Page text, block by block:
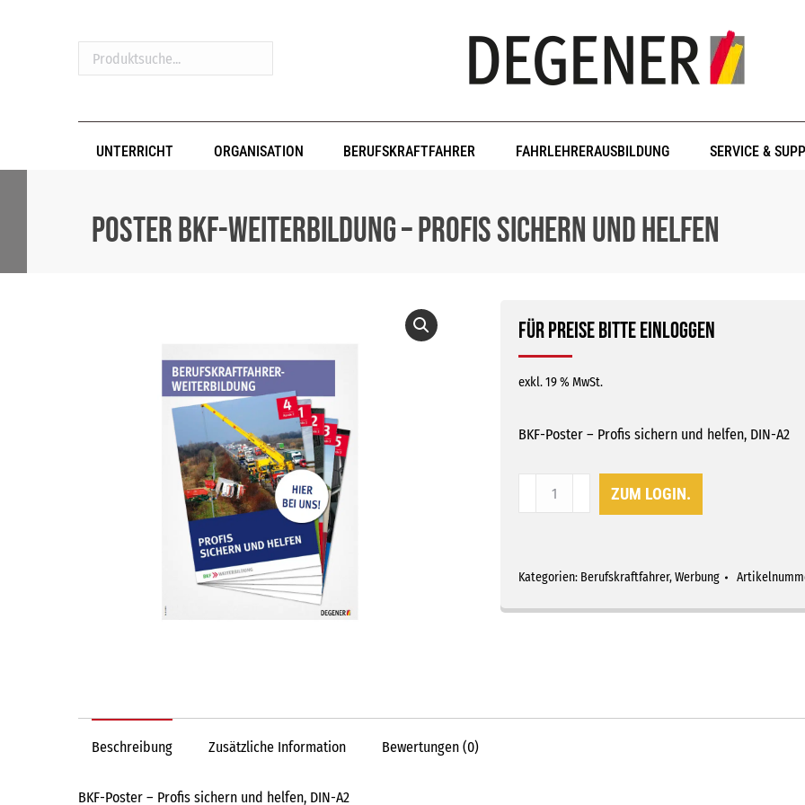
Produktsuche...
UNTERRICHT ORGANISATION BERUFSKRAFTFAHRER FAHRLEHRERAUSBILDUNG SERVICE &
Poster BKF-Weiterbildung – Profis sichern und helfen
Für Preise bitte einloggen
exkl. 19 % MwSt.
BKF-Poster – Profis sichern und helfen, DIN-A2
Profis
ZUM LOGIN.
Kategorien: Berufskraftfahrer,Werbung
Beschreibung Zusätzliche Information Bewertungen (0)
BKF-Poster – Profis sichern und helfen, DIN-A2